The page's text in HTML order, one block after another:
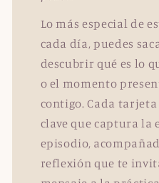
Lo más especial de
cada día, puedes
descubrir qué es lo
o el momento
contigo. Cada
clave que captura la
episodio,
reflexión que te